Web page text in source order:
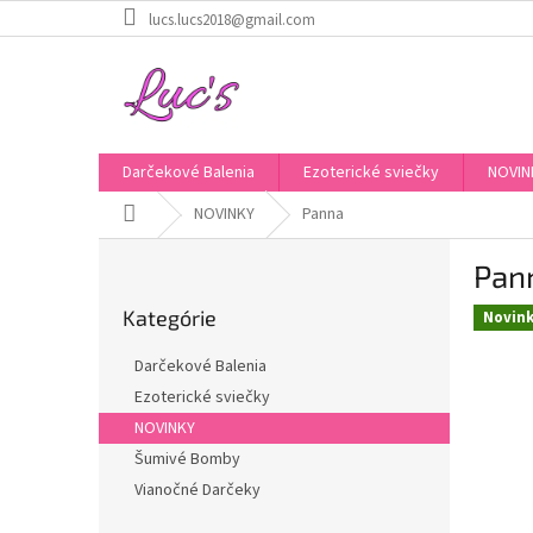
na
lucs.lucs2018@gmail.com
Darčekové Balenia Ezoterické sviečky
DomovNOVINKY Panna
a
kategórie
Kategórie
Darčekové Balenia
Ezoterické sviečky
NOVINKY
Šumivé Bomby
Vianočné Darčeky